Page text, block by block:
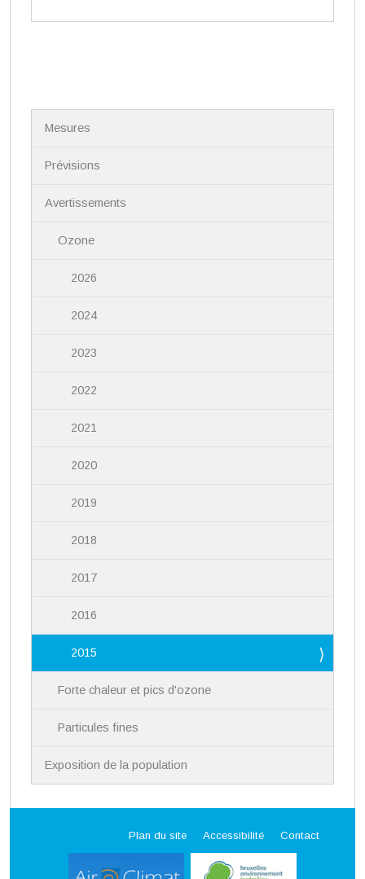
Mesures
Prévisions
Avertissements
Ozone
2026
2024
2023
2022
2021
2020
2019
2018
2017
2016
2015
Forte chaleur et pics d'ozone
Particules fines
Exposition de la population
Plan du site Accessibilité Contact